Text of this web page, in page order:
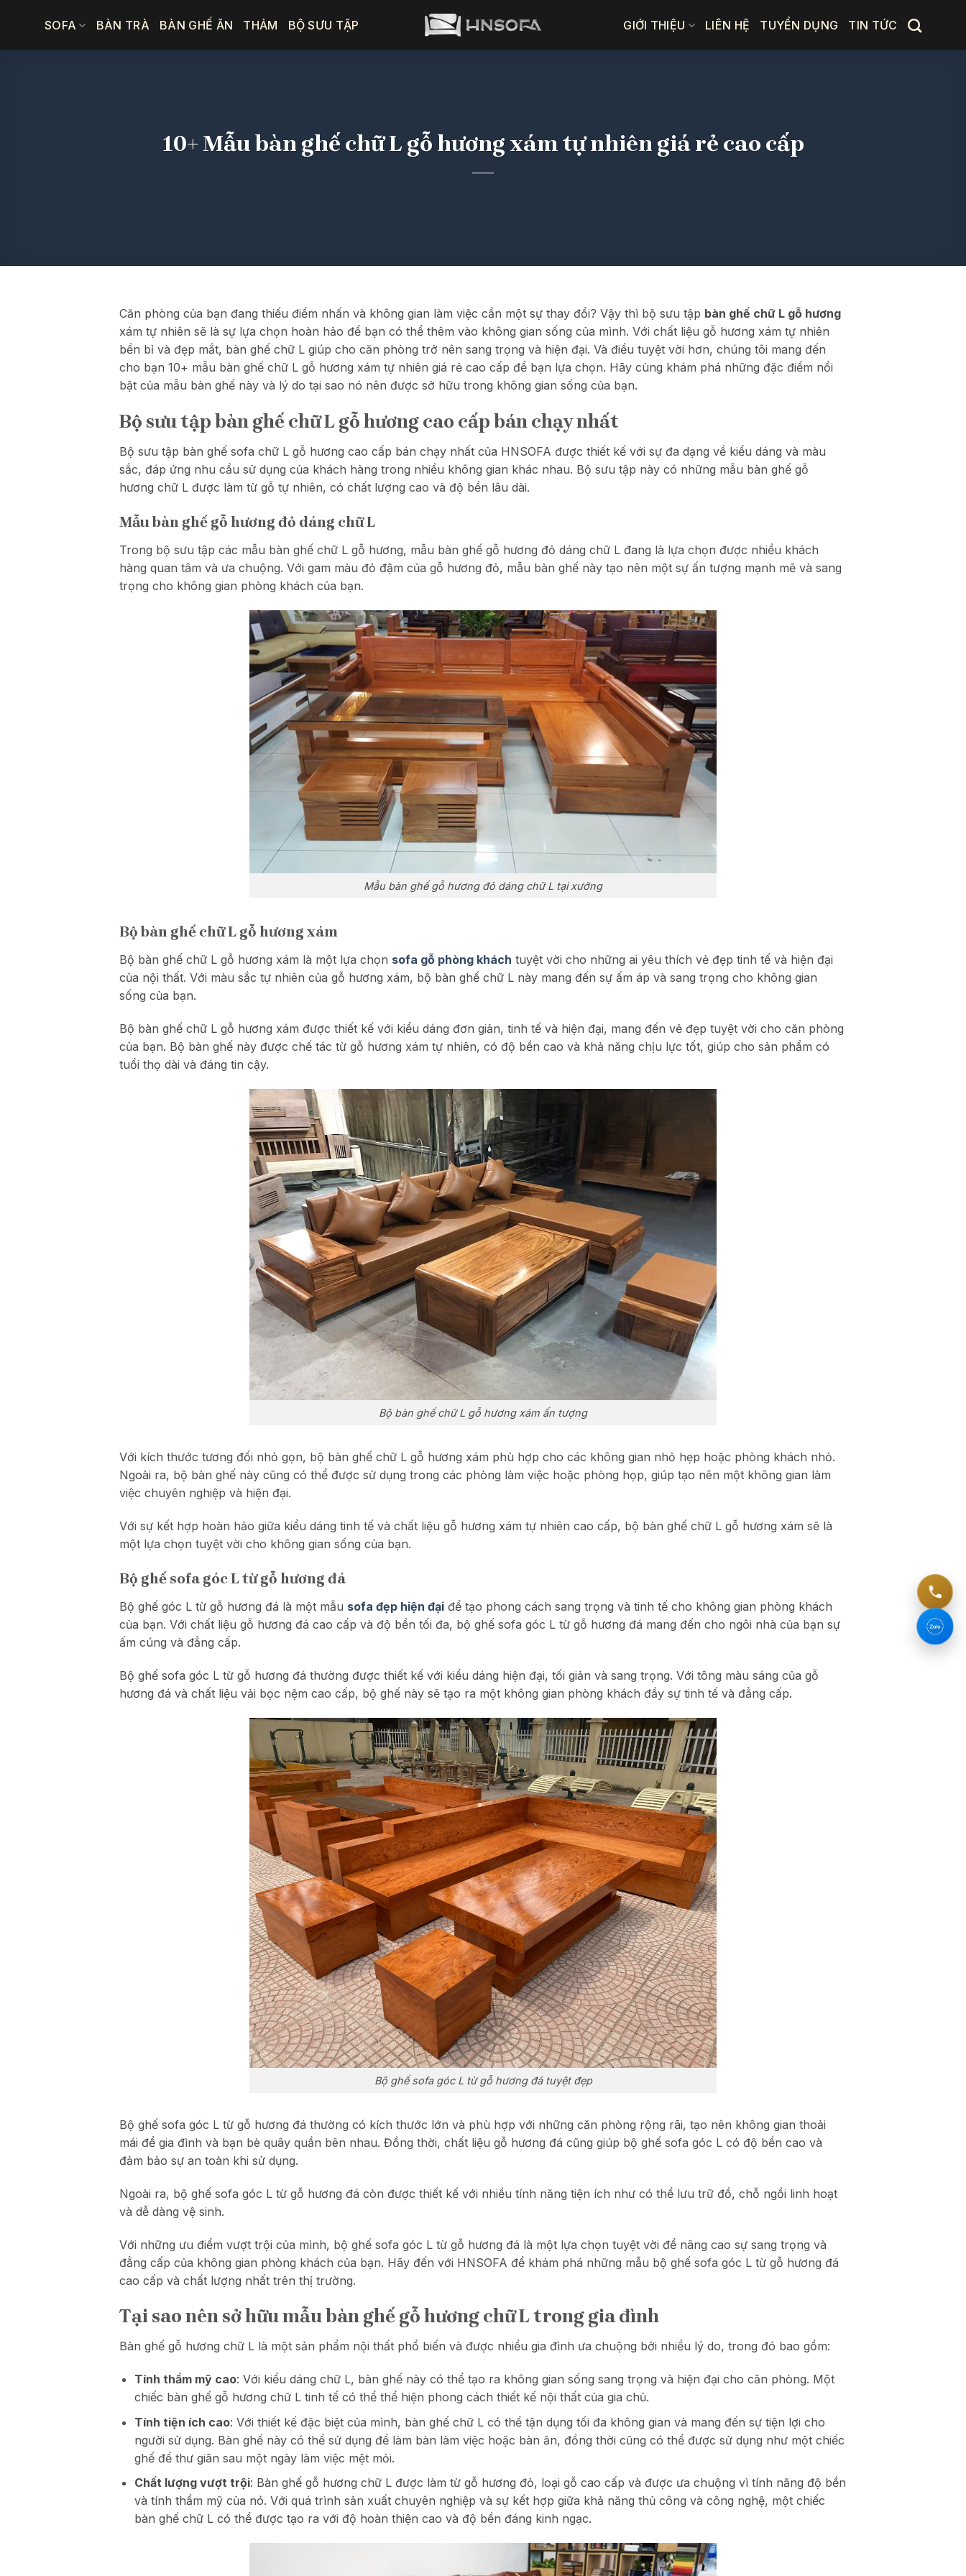
SOFA BÀN TRÀ BÀN GHẾ ĂN THẢM BỘ SƯU TẬP GIỚI THIỆU LIÊN HỆ TUYỂN DỤNG TIN TỨC
10+ Mẫu bàn ghế chữ L gỗ hương xám tự nhiên giá rẻ cao cấp
Căn phòng của bạn đang thiếu điểm nhấn và không gian làm việc cần một sự thay đổi? Vậy thì bộ sưu tập bàn ghế chữ L gỗ hương
xám tự nhiên sẽ là sự lựa chọn hoàn hảo để bạn có thể thêm vào không gian sống của mình. Với chất liệu gỗ hương xám tự nhiên
bền bỉ và đẹp mắt, bàn ghế chữ L giúp cho căn phòng trở nên sang trọng và hiện đại. Và điều tuyệt vời hơn, chúng tôi mang đến
cho bạn 10+ mẫu bàn ghế chữ L gỗ hương xám tự nhiên giá rẻ cao cấp để bạn lựa chọn. Hãy cùng khám phá những đặc điểm nổi
bật của mẫu bàn ghế này và lý do tại sao nó nên được sở hữu trong không gian sống của bạn.
Bộ sưu tập bàn ghế chữ L gỗ hương cao cấp bán chạy nhất
Bộ sưu tập bàn ghế sofa chữ L gỗ hương cao cấp bán chạy nhất của HNSOFA được thiết kế với sự đa dạng về kiểu dáng và màu
sắc, đáp ứng nhu cầu sử dụng của khách hàng trong nhiều không gian khác nhau. Bộ sưu tập này có những mẫu bàn ghế gỗ
hương chữ L được làm từ gỗ tự nhiên, có chất lượng cao và độ bền lâu dài.
Mẫu bàn ghế gỗ hương đỏ dáng chữ L
Trong bộ sưu tập các mẫu bàn ghế chữ L gỗ hương, mẫu bàn ghế gỗ hương đỏ dáng chữ L đang là lựa chọn được nhiều khách
hàng quan tâm và ưa chuộng. Với gam màu đỏ đậm của gỗ hương đỏ, mẫu bàn ghế này tạo nên một sự ấn tượng mạnh mẽ và sang
trọng cho không gian phòng khách của bạn.
Mẫu bàn ghế gỗ hương đỏ dáng chữ L tại xưởng
Bộ bàn ghế chữ L gỗ hương xám
Bộ bàn ghế chữ L gỗ hương xám là một lựa chọn sofa gỗ phòng khách tuyệt vời cho những ai yêu thích vẻ đẹp tinh tế và hiện đại
của nội thất. Với màu sắc tự nhiên của gỗ hương xám, bộ bàn ghế chữ L này mang đến sự ấm áp và sang trọng cho không gian
sống của bạn.
Bộ bàn ghế chữ L gỗ hương xám được thiết kế với kiểu dáng đơn giản, tinh tế và hiện đại, mang đến vẻ đẹp tuyệt vời cho căn phòng
của bạn. Bộ bàn ghế này được chế tác từ gỗ hương xám tự nhiên, có độ bền cao và khả năng chịu lực tốt, giúp cho sản phẩm có
tuổi thọ dài và đáng tin cậy.
Bộ bàn ghế chữ L gỗ hương xám ấn tượng
Với kích thước tương đối nhỏ gọn, bộ bàn ghế chữ L gỗ hương xám phù hợp cho các không gian nhỏ hẹp hoặc phòng khách nhỏ.
Ngoài ra, bộ bàn ghế này cũng có thể được sử dụng trong các phòng làm việc hoặc phòng họp, giúp tạo nên một không gian làm
việc chuyên nghiệp và hiện đại.
Với sự kết hợp hoàn hảo giữa kiểu dáng tinh tế và chất liệu gỗ hương xám tự nhiên cao cấp, bộ bàn ghế chữ L gỗ hương xám sẽ là
một lựa chọn tuyệt vời cho không gian sống của bạn.
Bộ ghế sofa góc L từ gỗ hương đá
Bộ ghế góc L từ gỗ hương đá là một mẫu sofa đẹp hiện đại để tạo phong cách sang trọng và tinh tế cho không gian phòng khách
của bạn. Với chất liệu gỗ hương đá cao cấp và độ bền tối đa, bộ ghế sofa góc L từ gỗ hương đá mang đến cho ngôi nhà của bạn sự
ấm cúng và đẳng cấp.
Bộ ghế sofa góc L từ gỗ hương đá thường được thiết kế với kiểu dáng hiện đại, tối giản và sang trọng. Với tông màu sáng của gỗ
hương đá và chất liệu vải bọc nệm cao cấp, bộ ghế này sẽ tạo ra một không gian phòng khách đầy sự tinh tế và đẳng cấp.
Bộ ghế sofa góc L từ gỗ hương đá tuyệt đẹp
Bộ ghế sofa góc L từ gỗ hương đá thường có kích thước lớn và phù hợp với những căn phòng rộng rãi, tạo nên không gian thoải
mái để gia đình và bạn bè quây quần bên nhau. Đồng thời, chất liệu gỗ hương đá cũng giúp bộ ghế sofa góc L có độ bền cao và
đảm bảo sự an toàn khi sử dụng.
Ngoài ra, bộ ghế sofa góc L từ gỗ hương đá còn được thiết kế với nhiều tính năng tiện ích như có thể lưu trữ đồ, chỗ ngồi linh hoạt
và dễ dàng vệ sinh.
Với những ưu điểm vượt trội của mình, bộ ghế sofa góc L từ gỗ hương đá là một lựa chọn tuyệt vời để nâng cao sự sang trọng và
đẳng cấp của không gian phòng khách của bạn. Hãy đến với HNSOFA để khám phá những mẫu bộ ghế sofa góc L từ gỗ hương đá
cao cấp và chất lượng nhất trên thị trường.
Tại sao nên sở hữu mẫu bàn ghế gỗ hương chữ L trong gia đình
Bàn ghế gỗ hương chữ L là một sản phẩm nội thất phổ biến và được nhiều gia đình ưa chuộng bởi nhiều lý do, trong đó bao gồm:
Tính thẩm mỹ cao: Với kiểu dáng chữ L, bàn ghế này có thể tạo ra không gian sống sang trọng và hiện đại cho căn phòng. Một
chiếc bàn ghế gỗ hương chữ L tinh tế có thể thể hiện phong cách thiết kế nội thất của gia chủ.
Tính tiện ích cao: Với thiết kế đặc biệt của mình, bàn ghế chữ L có thể tận dụng tối đa không gian và mang đến sự tiện lợi cho
người sử dụng. Bàn ghế này có thể sử dụng để làm bàn làm việc hoặc bàn ăn, đồng thời cũng có thể được sử dụng như một chiếc
ghế để thư giãn sau một ngày làm việc mệt mỏi.
Chất lượng vượt trội: Bàn ghế gỗ hương chữ L được làm từ gỗ hương đỏ, loại gỗ cao cấp và được ưa chuộng vì tính năng độ bền
và tính thẩm mỹ của nó. Với quá trình sản xuất chuyên nghiệp và sự kết hợp giữa khả năng thủ công và công nghệ, một chiếc
bàn ghế chữ L có thể được tạo ra với độ hoàn thiện cao và độ bền đáng kinh ngạc.